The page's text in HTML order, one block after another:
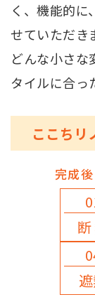
く、機能的に
せていただき
どんな小さな
タイルに合っ
ここちリ
完成
断